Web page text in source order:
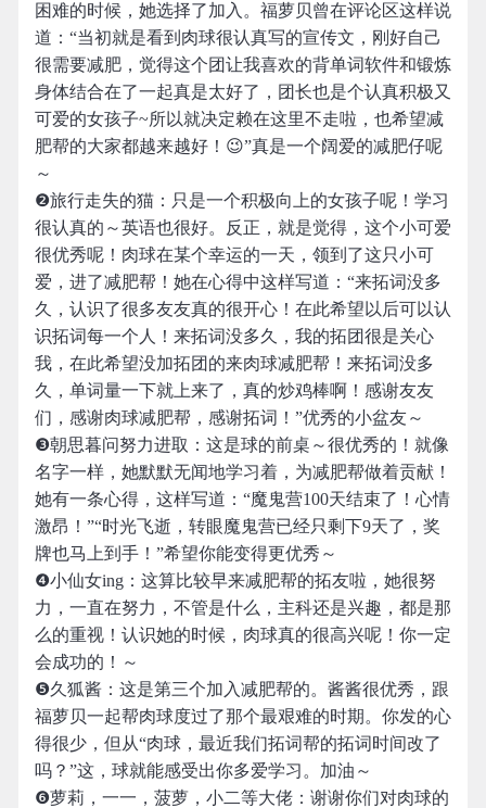
困难的时候，她选择了加入。福萝贝曾在评论区这样说
道：“当初就是看到肉球很认真写的宣传文，刚好自己
很需要减肥，觉得这个团让我喜欢的背单词软件和锻炼
身体结合在了一起真是太好了，团长也是个认真积极又
可爱的女孩子~所以就决定赖在这里不走啦，也希望减
肥帮的大家都越来越好！😉”真是一个阔爱的减肥仔呢
～
❷旅行走失的猫：只是一个积极向上的女孩子呢！学习
很认真的～英语也很好。反正，就是觉得，这个小可爱
很优秀呢！肉球在某个幸运的一天，领到了这只小可
爱，进了减肥帮！她在心得中这样写道：“来拓词没多
久，认识了很多友友真的很开心！在此希望以后可以认
识拓词每一个人！来拓词没多久，我的拓团很是关心
我，在此希望没加拓团的来肉球减肥帮！来拓词没多
久，单词量一下就上来了，真的炒鸡棒啊！感谢友友
们，感谢肉球减肥帮，感谢拓词！”优秀的小盆友～
❸朝思暮问努力进取：这是球的前桌～很优秀的！就像
名字一样，她默默无闻地学习着，为减肥帮做着贡献！
她有一条心得，这样写道：“魔鬼营100天结束了！心情
激昂！”“时光飞逝，转眼魔鬼营已经只剩下9天了，奖
牌也马上到手！”希望你能变得更优秀～
❹小仙女ing：这算比较早来减肥帮的拓友啦，她很努
力，一直在努力，不管是什么，主科还是兴趣，都是那
么的重视！认识她的时候，肉球真的很高兴呢！你一定
会成功的！～
❺久狐酱：这是第三个加入减肥帮的。酱酱很优秀，跟
福萝贝一起帮肉球度过了那个最艰难的时期。你发的心
得很少，但从“肉球，最近我们拓词帮的拓词时间改了
吗？”这，球就能感受出你多爱学习。加油～
❻萝莉，一一，菠萝，小二等大佬：谢谢你们对肉球的